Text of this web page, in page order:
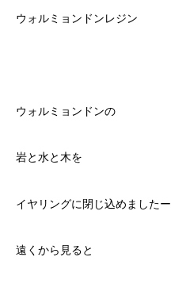
ウォルミョンドンレジン
ウォルミョンドンの
岩と水と木を
イヤリングに閉じ込めましたー
遠くから見ると